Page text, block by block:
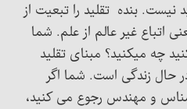
نیست. بنده تقلید را تبعیت از
اتباع غیر عالم از علم. شما
چه میکنید؟ مبنای تقلید
حال زندگی است. شما اگر
و مهندس رجوع می کنید،